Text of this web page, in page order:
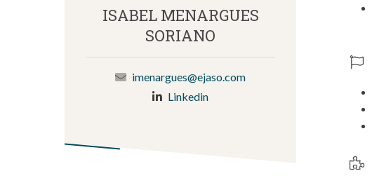
ISABEL MENARGUES
SORIANO
imenargues@ejaso.com
Linkedin